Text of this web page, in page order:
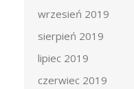
wrzesień 2019
sierpień 2019
lipiec 2019
czerwiec 2019